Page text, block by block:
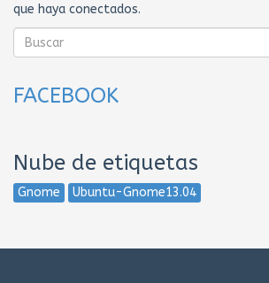
que haya conectados.
FACEBOOK
Nube de etiquetas
Gnome Ubuntu-Gnome13.04